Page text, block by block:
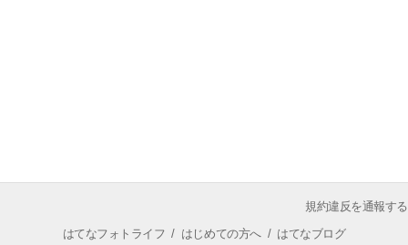
規約違反を通報する
はてなフォトライフ / はじめての方へ/ はてなブログ